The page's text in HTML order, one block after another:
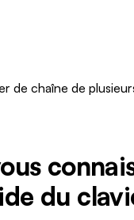
de chaîne de
du